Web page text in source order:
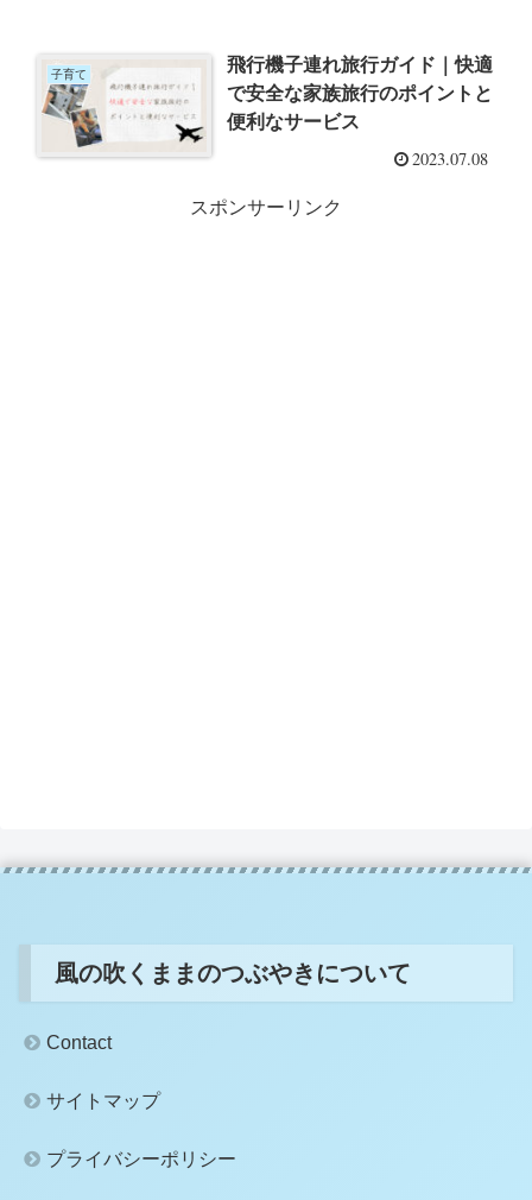
子育て
飛行機子連れ旅行ガイド｜快適
で安全な家族旅行のポイントと
便利なサービス
2023.07.08
スポンサーリンク
風の吹くままのつぶやきについて
Contact
サイトマップ
プライバシーポリシー